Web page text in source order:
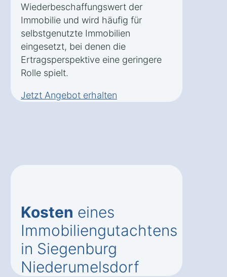
Wiederbeschaffungswert der
Immobilie und wird häufig für
selbstgenutzte Immobilien
eingesetzt, bei denen die
Ertragsperspektive eine geringere
Rolle spielt.
Jetzt Angebot erhalten
Kosten eines
Immobiliengutachtens
in Siegenburg
Niederumelsdorf